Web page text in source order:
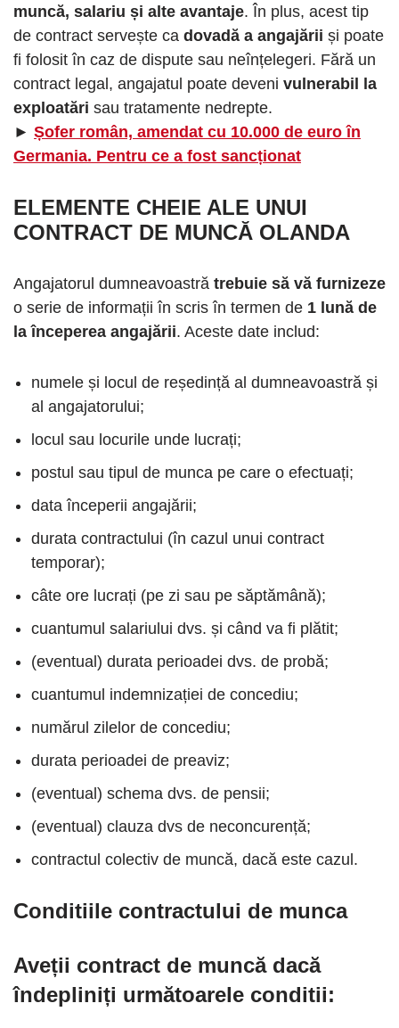
muncă, salariu și alte avantaje. În plus, acest tip
de contract servește ca dovadă a angajării și poate
fi folosit în caz de dispute sau neînțelegeri. Fără un
contract legal, angajatul poate deveni vulnerabil la
exploatări sau tratamente nedrepte.
► Șofer român, amendat cu 10.000 de euro în
Germania. Pentru ce a fost sancționat
ELEMENTE CHEIE ALE UNUI
CONTRACT DE MUNCĂ OLANDA
Angajatorul dumneavoastră trebuie să vă furnizeze
o serie de informații în scris în termen de 1 lună de
la începerea angajării. Aceste date includ:
numele și locul de reședință al dumneavoastră și
al angajatorului;
locul sau locurile unde lucrați;
postul sau tipul de munca pe care o efectuați;
data începerii angajării;
durata contractului (în cazul unui contract
temporar);
câte ore lucrați (pe zi sau pe săptămână);
cuantumul salariului dvs. și când va fi plătit;
(eventual) durata perioadei dvs. de probă;
cuantumul indemnizației de concediu;
numărul zilelor de concediu;
durata perioadei de preaviz;
(eventual) schema dvs. de pensii;
(eventual) clauza dvs de neconcurență;
contractul colectiv de muncă, dacă este cazul.
Conditiile contractului de munca
Aveții contract de muncă dacă
îndepliniți următoarele conditii: